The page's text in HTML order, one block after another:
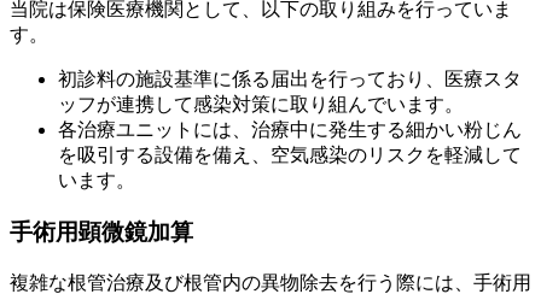
当院は保険医療機関として、以下の取り組みを行っていま
す。
初診料の施設基準に係る届出を行っており、医療スタ
ッフが連携して感染対策に取り組んでいます。
各治療ユニットには、治療中に発生する細かい粉じん
を吸引する設備を備え、空気感染のリスクを軽減して
います。
手術用顕微鏡加算
複雑な根管治療及び根管内の異物除去を行う際には、手術用